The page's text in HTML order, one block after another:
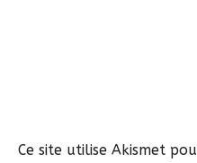
Ce site utilise Akismet